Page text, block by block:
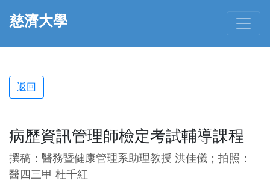
慈濟大學
返回
病歷資訊管理師檢定考試輔導課程
撰稿：醫務暨健康管理系助理教授 洪佳儀；拍照：
醫四三甲 杜千紅